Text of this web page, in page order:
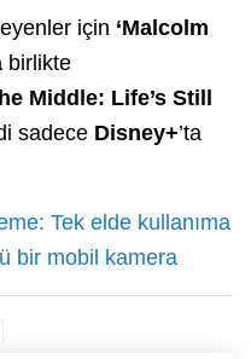
için ‘Malcolm
birlikte
Middle: Life’s Still
sadece Disney+’ta
Tek elde kullanıma
bir mobil kamera